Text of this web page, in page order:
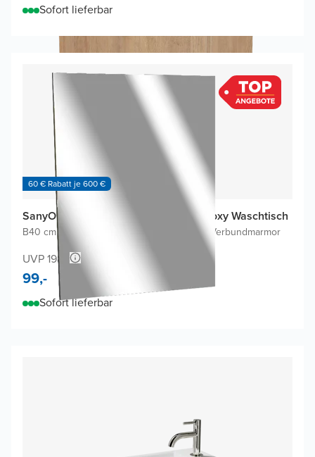
Sofort lieferbar
60 € Rabatt je 600 €
SanyOne Roxy Gäste-WC Möbel mit Roxy Waschtisch
B40 cm x T22 cm Glänzender weißer Verbundmarmor
UVP 198,-
99,-
Sofort lieferbar